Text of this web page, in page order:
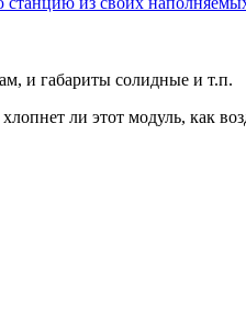
и габариты солидные и т.п.
ли этот модуль, как